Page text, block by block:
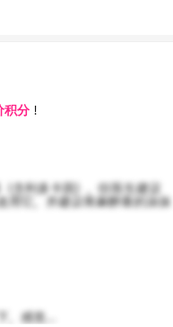
积分 ！
含利多卡因），但医生建议
用它，并建议将麻醉膏的涂抹
，感觉...